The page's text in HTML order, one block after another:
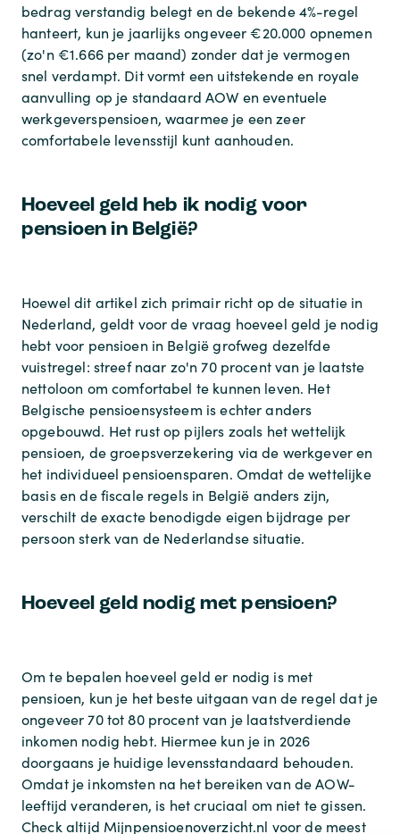
bedrag verstandig belegt en de bekende 4%-regel
hanteert, kun je jaarlijks ongeveer €20.000 opnemen
(zo'n €1.666 per maand) zonder dat je vermogen
snel verdampt. Dit vormt een uitstekende en royale
aanvulling op je standaard AOW en eventuele
werkgeverspensioen, waarmee je een zeer
comfortabele levensstijl kunt aanhouden.
Hoeveel geld heb ik nodig voor
pensioen in België?
Hoewel dit artikel zich primair richt op de situatie in
Nederland, geldt voor de vraag hoeveel geld je nodig
hebt voor pensioen in België grofweg dezelfde
vuistregel: streef naar zo'n 70 procent van je laatste
nettoloon om comfortabel te kunnen leven. Het
Belgische pensioensysteem is echter anders
opgebouwd. Het rust op pijlers zoals het wettelijk
pensioen, de groepsverzekering via de werkgever en
het individueel pensioensparen. Omdat de wettelijke
basis en de fiscale regels in België anders zijn,
verschilt de exacte benodigde eigen bijdrage per
persoon sterk van de Nederlandse situatie.
Hoeveel geld nodig met pensioen?
Om te bepalen hoeveel geld er nodig is met
pensioen, kun je het beste uitgaan van de regel dat je
ongeveer 70 tot 80 procent van je laatstverdiende
inkomen nodig hebt. Hiermee kun je in 2026
doorgaans je huidige levensstandaard behouden.
Omdat je inkomsten na het bereiken van de AOW-
leeftijd veranderen, is het cruciaal om niet te gissen.
Check altijd Mijnpensioenoverzicht.nl voor de meest